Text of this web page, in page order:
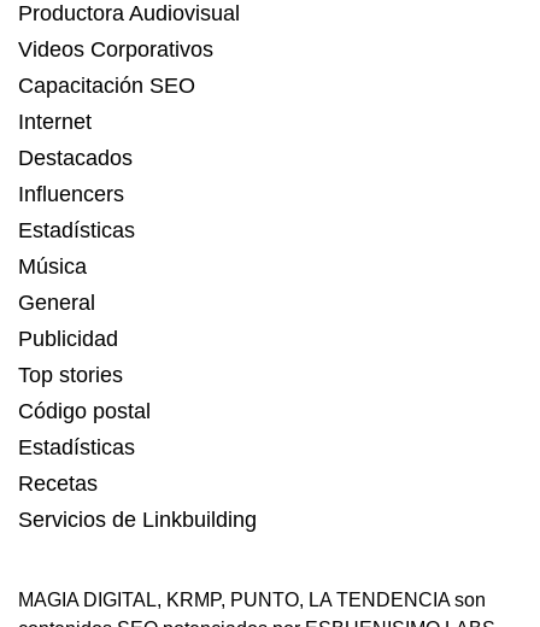
Productora Audiovisual
Videos Corporativos
Capacitación SEO
Internet
Destacados
Influencers
Estadísticas
Música
General
Publicidad
Top stories
Código postal
Estadísticas
Recetas
Servicios de Linkbuilding
MAGIA DIGITAL, KRMP, PUNTO, LA TENDENCIAson